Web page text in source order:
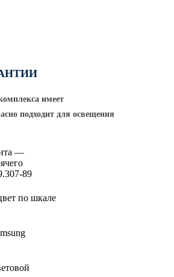
имеет
подходит для освещения
—
89
по шкале